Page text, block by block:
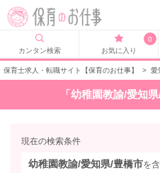
カンタン検索
0
お気に入り
保育士求人・転職サイト【保育のお仕事】 > 愛
「幼稚園教諭/愛知
現在の検索条件
幼稚園教諭/愛知県/豊橋市を